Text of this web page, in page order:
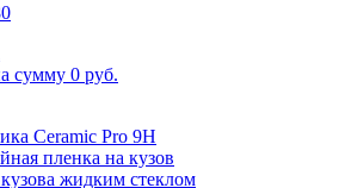
сумму 0 руб.
Ceramic Pro 9H
пленка на кузов
жидким стеклом